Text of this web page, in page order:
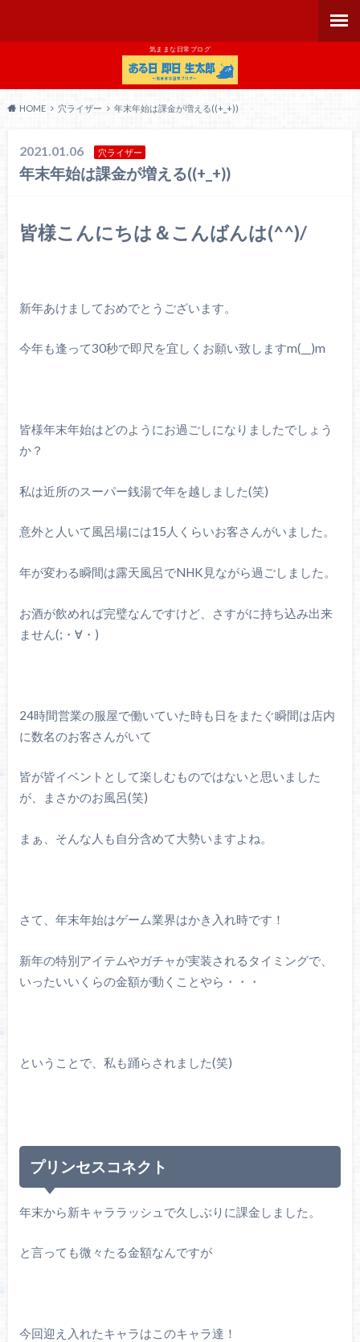
気ままな日常ブログ
HOME 穴ライザー 年末年始は課金が増える((+_+))
2021.01.06 穴ライザー
年末年始は課金が増える((+_+))
皆様こんにちは＆こんばんは(^^)/
新年あけましておめでとうございます。
今年も逢って30秒で即尺を宜しくお願い致しますm(__)m
皆様年末年始はどのようにお過ごしになりましたでしょう
か？
私は近所のスーパー銭湯で年を越しました(笑)
意外と人いて風呂場には15人くらいお客さんがいました。
年が変わる瞬間は露天風呂でNHK見ながら過ごしました。
お酒が飲めれば完璧なんですけど、さすがに持ち込み出来
ません(;・∀・)
24時間営業の服屋で働いていた時も日をまたぐ瞬間は店内
に数名のお客さんがいて
皆が皆イベントとして楽しむものではないと思いました
が、まさかのお風呂(笑)
まぁ、そんな人も自分含めて大勢いますよね。
さて、年末年始はゲーム業界はかき入れ時です！
新年の特別アイテムやガチャが実装されるタイミングで、
いったいいくらの金額が動くことやら・・・
ということで、私も踊らされました(笑)
プリンセスコネクト
年末から新キャララッシュで久しぶりに課金しました。
と言っても微々たる金額なんですが
今回迎え入れたキャラはこのキャラ達！